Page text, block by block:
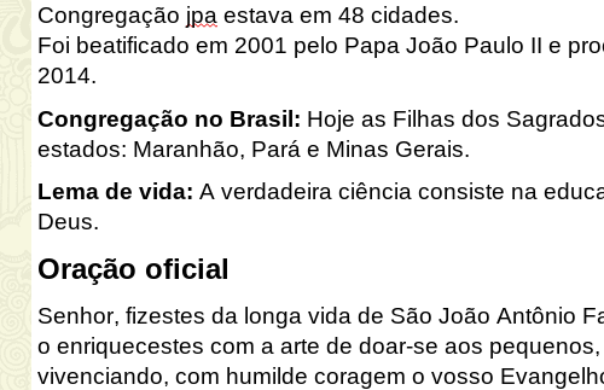
Congregação jpa estava em 48 cidades.
Foi beatificado em 2001 pelo Papa João Paulo II e
2014.
Congregação no Brasil: Hoje as Filhas dos
estados: Maranhão, Pará e Minas Gerais.
Lema de vida: A verdadeira ciência consiste na
Deus.
Oração oficial
Senhor, fizestes da longa vida de São João Antônio
o enriquecestes com a arte de doar-se aos
vivenciando, com humilde coragem o vosso